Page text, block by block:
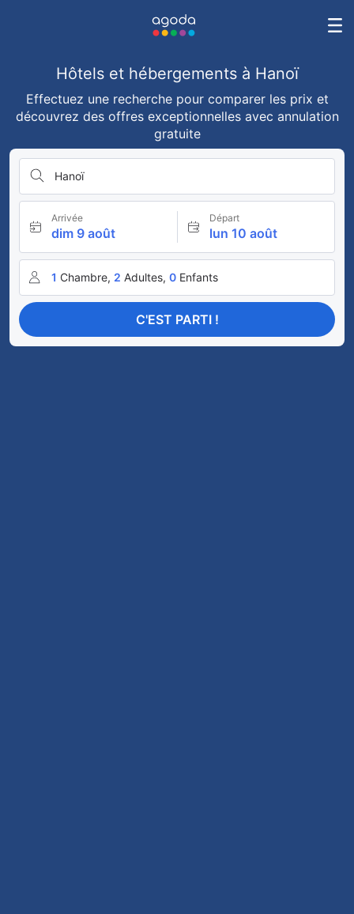
Hôtels et hébergements à Hanoï
Effectuez une recherche pour comparer les prix et
découvrez des offres exceptionnelles avec annulation
gratuite
Hanoï
Arrivée
dim 9 août
Départ
lun 10 août
1 Chambre, 2 Adultes, 0 Enfants
C'EST PARTI !